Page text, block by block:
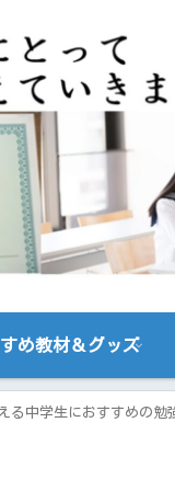
め教材＆グッズ
る中学生におすすめの勉